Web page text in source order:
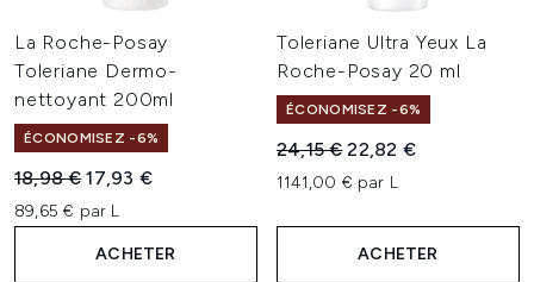
La Roche-Posay
Toleriane Dermo-
nettoyant 200ml
ÉCONOMISEZ -6%
Prix de vente :
18,98 €Prix ​​actuel :
17,93 €
89,65 € par L
ACHETER
Toleriane Ultra Yeux La
Roche-Posay 20 ml
ÉCONOMISEZ -6%
Prix de vente :
24,15 €Prix ​​actuel :
22,82 €
1141,00 € par L
ACHETER